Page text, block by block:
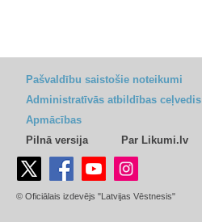
Pašvaldību saistošie noteikumi
Administratīvās atbildības ceļvedis
Apmācības
Pilnā versija
Par Likumi.lv
© Oficiālais izdevējs "Latvijas Vēstnesis"